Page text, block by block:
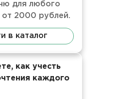
для любого
от 2000 рублей.
в каталог
как учесть
каждого